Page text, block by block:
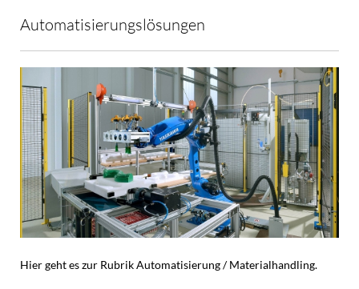
Automatisierungslösungen
Hier geht es zur Rubrik Automatisierung / Materialhandling.